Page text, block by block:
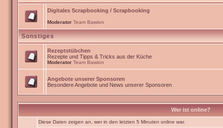
Digitales Scrapbooking / Scrapbooking
Moderator Team Bawion
Sonstiges
Rezeptstübchen
Rezepte und Tipps & Tricks aus der Küche
Moderator Team Bawion
Angebote unserer Sponsoren
Besondere Angebote und News unserer Sponsoren
Wer ist online?
Diese Daten zeigen an, wer in den letzten 5 Minuten online war.